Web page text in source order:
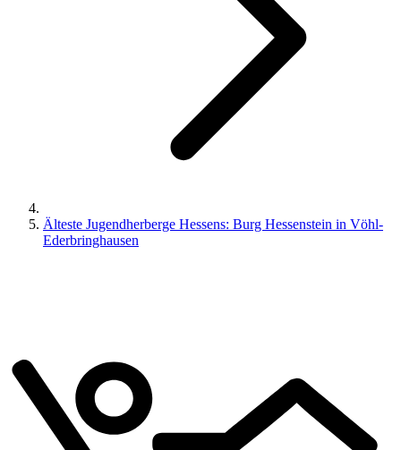
Älteste Jugendherberge Hessens: Burg Hessenstein in Vöhl-
Ederbringhausen